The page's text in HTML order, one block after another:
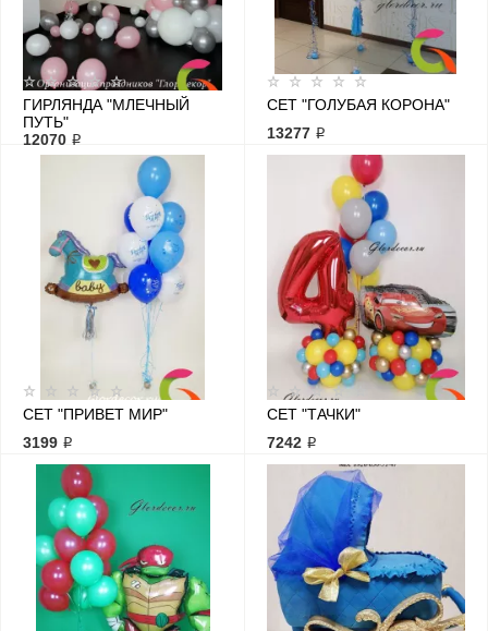
ГИРЛЯНДА "МЛЕЧНЫЙ
ПУТЬ"
12070 ₽
СЕТ "ГОЛУБАЯ КОРОНА"
13277 ₽
СЕТ "ПРИВЕТ МИР"
3199 ₽
СЕТ "ТАЧКИ"
7242 ₽